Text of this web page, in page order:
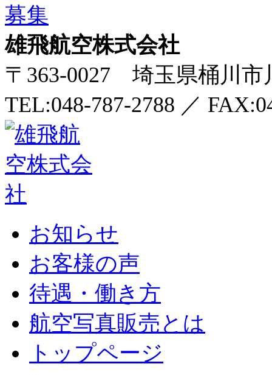
雄飛航空株式会社
〒363-0027 埼玉県桶川市
TEL:048-787-2788 ／
お知らせ
お客様の声
待遇・働き方
航空写真販売とは
トップページ